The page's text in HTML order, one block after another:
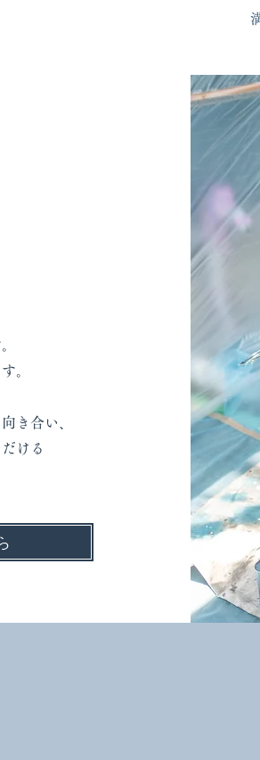
。
き合い、
ける